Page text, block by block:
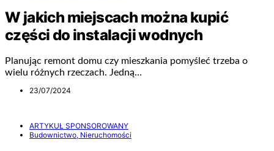
W jakich miejscach można kupić
części do instalacji wodnych
Planując remont domu czy mieszkania pomyśleć trzeba o
wielu różnych rzeczach. Jedną…
23/07/2024
ARTYKUŁ SPONSOROWANY
Budownictwo, Nieruchomości